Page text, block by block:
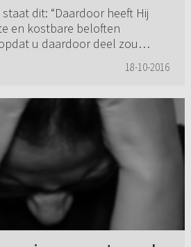
dit: “Daardoor heeft Hij
en kostbare beloften
u daardoor deel zou
de begeert...
18-10-2016